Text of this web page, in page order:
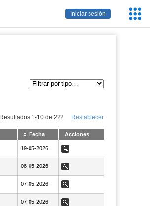
Iniciar sesión
Resultados 1 -10de 222 Restablecer
Fecha Acciones
NaN19-05-2026
19-05-2026 Ver
NaN08-05-2026
08-05-2026 Ver
NaN07-05-2026
07-05-2026 Ver
NaN07-05-2026
07-05-2026 Ver